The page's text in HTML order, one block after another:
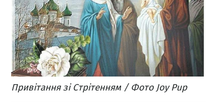
Привітання зі Стрітенням / Фото Joy Pup